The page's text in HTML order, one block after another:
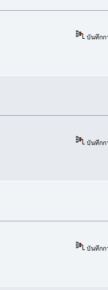
บันทึกก
บันทึกก
บันทึกก